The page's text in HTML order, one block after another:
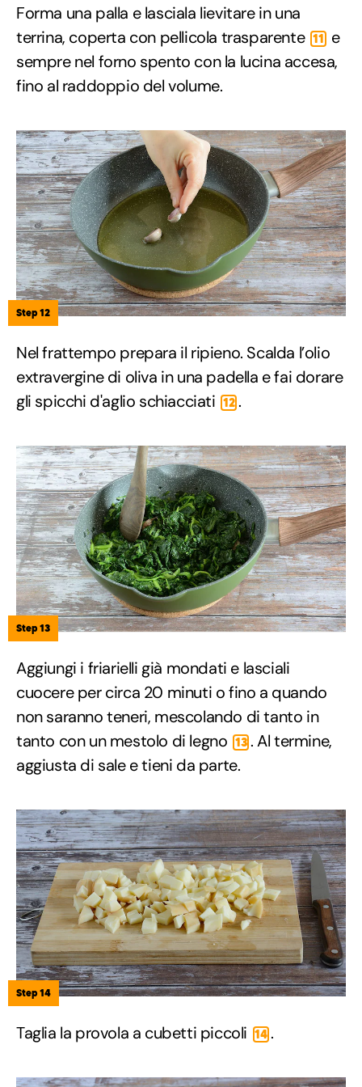
Forma una palla e lasciala lievitare in una
terrina, coperta con pellicola trasparente 11
e
sempre nel forno spento con la lucina accesa,
fino al raddoppio del volume.
Step 12
Nel frattempo prepara il ripieno. Scalda l’olio
extravergine di oliva in una padella e fai dorare
gli spicchi d'aglio schiacciati 12 .
Step 13
Aggiungi i friarielli già mondati e lasciali
cuocere per circa 20 minuti o fino a quando
non saranno teneri, mescolando di tanto in
tanto con un mestolo di legno 13 . Al termine,
aggiusta di sale e tieni da parte.
Step 14
Taglia la provola a cubetti piccoli 14 .